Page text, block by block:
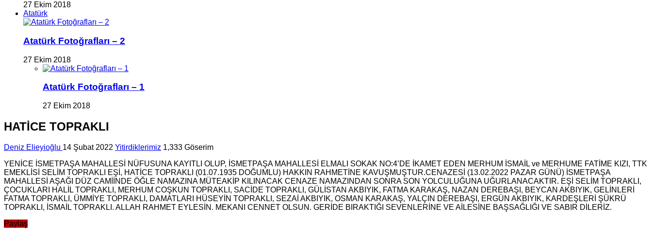
27 Ekim 2018
Atatürk
Atatürk Fotoğrafları – 2
27 Ekim 2018
Atatürk Fotoğrafları – 1
27 Ekim 2018
HATİCE TOPRAKLI
Deniz Elieyioğlu 14 Şubat 2022 Yitirdiklerimiz 1,333 Göserim
YENİCE İSMETPAŞA MAHALLESİ NÜFUSUNA KAYITLI OLUP, İSMETPAŞA MAHALLESİ ELMALI SOKAK NO:4’DE İKAMET EDEN MERHUM İSMAİL ve MERHUME FATİME KIZI, TTK
EMEKLİSİ SELİM TOPRAKLI EŞİ, HATİCE TOPRAKLI (01.07.1935 DOĞUMLU) HAKKIN RAHMETİNE KAVUŞMUŞTUR.CENAZESİ (13.02.2022 PAZAR GÜNÜ) İSMETPAŞA
MAHALLESİ AŞAĞI DÜZ CAMİİNDE ÖĞLE NAMAZINA MÜTEAKİP KILINACAK CENAZE NAMAZINDAN SONRA SON YOLCULUĞUNA UĞURLANACAKTIR. EŞİ SELİM TOPRAKLI,
ÇOCUKLARI HALİL TOPRAKLI, MERHUM COŞKUN TOPRAKLI, SACİDE TOPRAKLI, GÜLİSTAN AKBIYIK, FATMA KARAKAŞ, NAZAN DEREBAŞI, BEYCAN AKBIYIK, GELİNLERİ
FATMA TOPRAKLI, ÜMMİYE TOPRAKLI, DAMATLARI HÜSEYİN TOPRAKLI, SEZAİ AKBIYIK, OSMAN KARAKAŞ, YALÇIN DEREBAŞI, ERGÜN AKBIYIK, KARDEŞLERİ ŞÜKRÜ
TOPRAKLI, İSMAİL TOPRAKLI. ALLAH RAHMET EYLESİN. MEKANI CENNET OLSUN. GERİDE BIRAKTIĞI SEVENLERİNE VE AİLESİNE BAŞSAĞLIĞI VE SABIR DİLERİZ.
Paylaş